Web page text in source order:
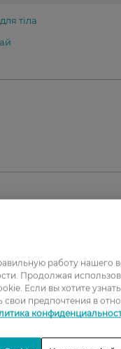
тіла
2
3
4
работу нашего
Продолжая
Если вы хотите
свои предпочтения в